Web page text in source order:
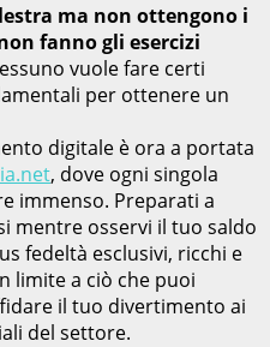
ma non ottengono i
fanno gli esercizi
vuole fare certi
per ottenere un
digitale è ora a portata
, dove ogni singola
immenso. Preparati a
mentre osservi il tuo saldo
fedeltà esclusivi, ricchi e
limite a ciò che puoi
il tuo divertimento ai
del settore.